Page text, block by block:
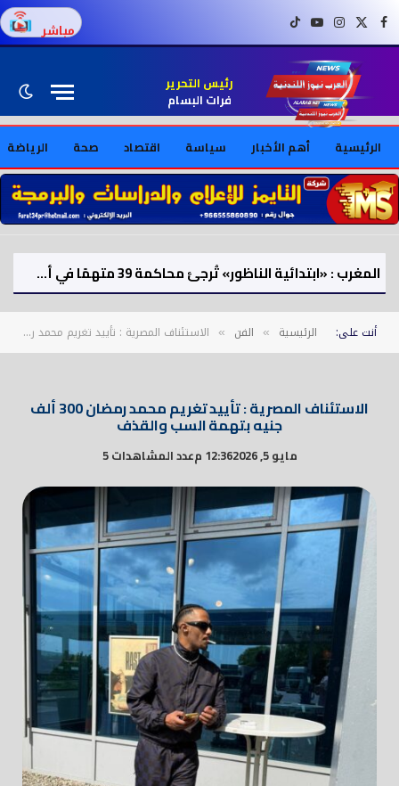
فيسبوكX (Twitter)
إنستغراميوتيوبتيك توك مباشر
رئيس التحرير
فرات البسام
الرئيسية أهم الأخبار سياسة اقتصاد صحة الرياضة
المغرب : «ابتدائية الناظور» تُرجئ محاكمة 39 متهمًا في أحداث شغب وتخريب ممتلكات بـ«معبر بني أنصار»
أنت على: الرئيسية » الفن » الاستئناف المصرية : تأييد تغريم محمد رمضان 300 ألف جنيه بتهمة السب والقذف
الاستئناف المصرية : تأييد تغريم محمد رمضان 300 ألف
جنيه بتهمة السب والقذف
مايو 5, 2026 12:36 م عدد المشاهدات 5